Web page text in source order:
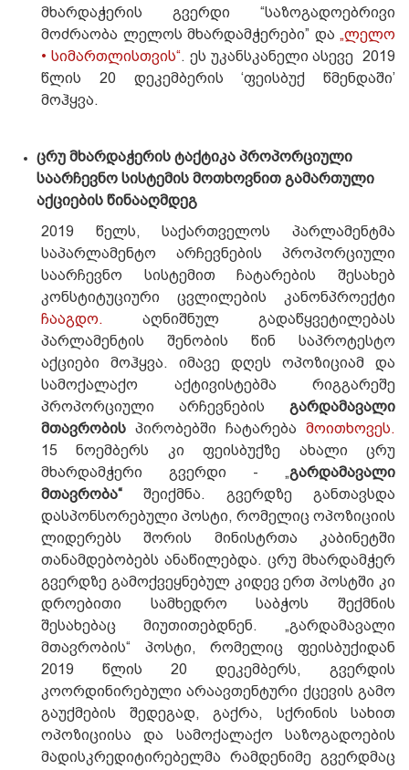
მხარდაჭერის გვერდი “საზოგადოებრივი
მოძრაობა ლელოს მხარდამჭერები” და „ლელო
• სიმართლისთვის“. ეს უკანსკანელი ასევე 2019
წლის 20 დეკემბერის ‘ფეისბუქ წმენდაში’
მოჰყვა.
ცრუ მხარდაჭერის ტაქტიკა პროპორციული
საარჩევნო სისტემის მოთხოვნით გამართული
აქციების წინააღმდეგ
2019 წელს, საქართველოს პარლამენტმა
საპარლამენტო არჩევნების პროპორციული
საარჩევნო სისტემით ჩატარების შესახებ
კონსტიტუციური ცვლილების კანონპროექტი
ჩააგდო.
აღნიშნულ გადაწყვეტილებას
პარლამენტის შენობის წინ საპროტესტო
აქციები მოჰყვა. იმავე დღეს ოპოზიციამ და
სამოქალაქო აქტივისტებმა რიგგარეშე
პროპორციული არჩევნების გარდამავალი
მთავრობის პირობებში ჩატარება მოითხოვეს.
15 ნოემბერს კი ფეისბუქზე ახალი ცრუ
მხარდამჭერი გვერდი - „გარდამავალი
მთავრობა“ შეიქმნა. გვერდზე განთავსდა
დასპონსორებული პოსტი, რომელიც ოპოზიციის
ლიდერებს შორის მინისტრთა კაბინეტში
თანამდებობებს ანაწილებდა. ცრუ მხარდამჭერ
გვერდზე გამოქვეყნებულ კიდევ ერთ პოსტში კი
დროებითი სამხედრო საბჭოს შექმნის
შესახებაც მიუთითებდნენ. „გარდამავალი
მთავრობის“ პოსტი, რომელიც ფეისბუქიდან
2019 წლის 20 დეკემბერს, გვერდის
კოორდინირებული არაავთენტური ქცევის გამო
გაუქმების შედეგად, გაქრა, სქრინის სახით
ოპოზიციისა და სამოქალაქო საზოგადოების
მადისკრედიტირებელმა რამდენიმე გვერდმაც